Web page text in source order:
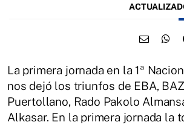
La primera jornada en la 1ª
nos dejó los triunfos de EBA,
Puertollano, Rado Pakolo
Alkasar. En la primera jornada la